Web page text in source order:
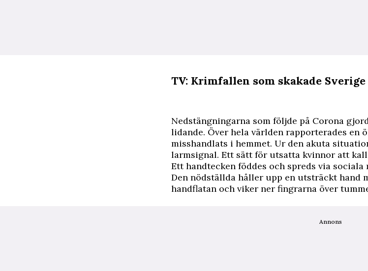
TV: Krimfallen som skakade Sverige
Nedstängningarna som följde på Corona
lidande. Över hela världen rapporterades en
misshandlats i hemmet. Ur den akuta
larmsignal. Ett sätt för utsatta kvinnor att
Ett handtecken föddes och spreds via
Den nödställda håller upp en utsträckt hand
handflatan och viker ner fingrarna över
Annons